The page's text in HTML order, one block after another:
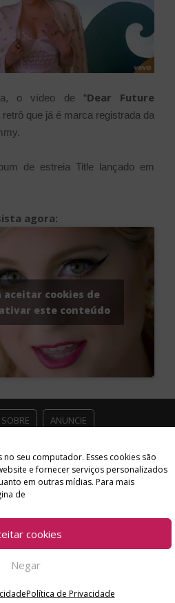
seu computador. Esses cookies são
e fornecer serviços personalizados
em outras mídias. Para mais
de
cookies
Negar
Política de Privacidade
o vídeo de “Dear Future
retrô que já é marca registrada da
de estreia Title lançado em
agora:
aceitar cookies de
este conteúdo
SOBRE ANUNCIE
GUIAS PARCEIROS
DE PRIVACIDADE
Instagram
Youtube